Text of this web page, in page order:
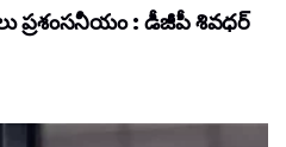
ప్రశంసనీయం : డీజీపీ శివధర్